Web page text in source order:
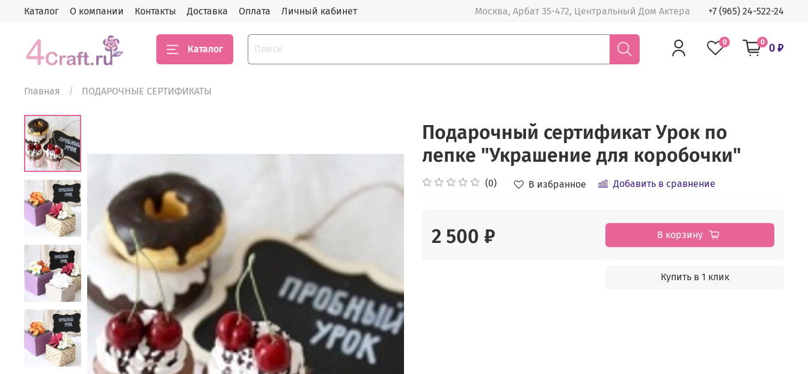
Каталог О компании Контакты Доставка Оплата Личный кабинет Москва, Арбат 35-472, Центральный Дом Актера +7 (965) 24-522-24
Каталог
0 0 0 ₽
Главная ПОДАРОЧНЫЕ СЕРТИФИКАТЫ
Подарочный сертификат Урок по
лепке "Украшение для коробочки"
(0) В избранное Добавить в сравнение
2 500 ₽ В корзину
Купить в 1 клик